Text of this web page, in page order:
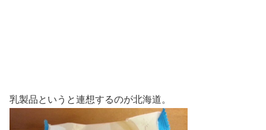
乳製品というと連想するのが北海道。